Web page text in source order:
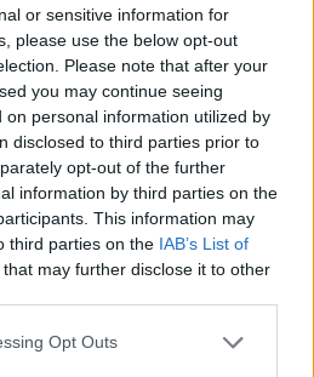
or sensitive information for
please use the below opt-out
Please note that after your
you may continue seeing
on personal information utilized by
disclosed to third parties prior to
opt-out of the further
information by third parties on the
This information may
third parties on the IAB’s List of
that may further disclose it to other
Opt Outs
keer gekregen. Ik had
en misselijkheid. Ik kwam
omdat het overgeven zo
met primeran. De
mijn hartslag ging omhoog.
nooit de link gelegd en ook de
was. Toen ik op Ibiza